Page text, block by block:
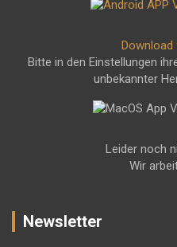
Download
Bitte in den Einstellungen
unbekannter
Leider noch
Wir
Newsletter